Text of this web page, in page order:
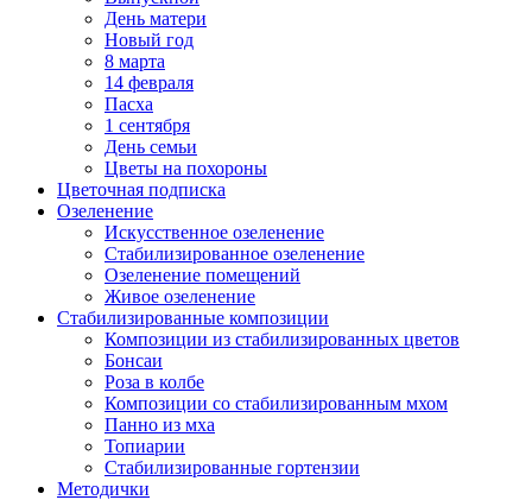
День матери
Новый год
8 марта
14 февраля
Пасха
1 сентября
День семьи
Цветы на похороны
Цветочная подписка
Озеленение
Искусственное озеленение
Стабилизированное озеленение
Озеленение помещений
Живое озеленение
Стабилизированные композиции
Композиции из стабилизированных цветов
Бонсаи
Роза в колбе
Композиции со стабилизированным мхом
Панно из мха
Топиарии
Стабилизированные гортензии
Методички